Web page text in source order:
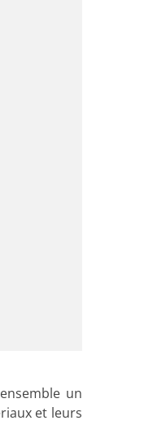
un
et leurs